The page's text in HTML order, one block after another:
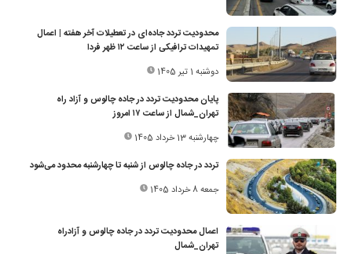
محدودیت تردد جاده‌ای در تعطیلات آخر هفته | اعمال
تمهیدات ترافیکی از ساعت ۱۲ ظهر فردا
دوشنبه 1 تیر 1405
پایان محدودیت تردد در جاده چالوس و آزاد راه
تهران_شمال از ساعت ۱۷ امروز
چهارشنبه 13 خرداد 1405
تردد در جاده چالوس از شنبه تا چهارشنبه محدود می‌شود
جمعه 8 خرداد 1405
اعمال محدودیت تردد در جاده چالوس و آزادراه
تهران_شمال